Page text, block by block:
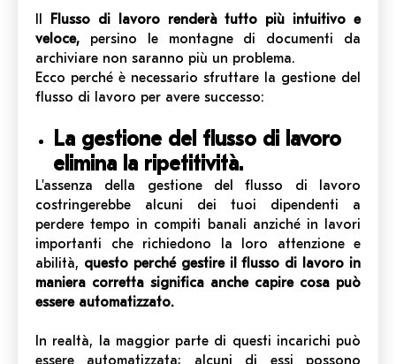
Flusso di lavoro renderà tutto più intuitivo e
veloce, persino le montagne di documenti da
archiviare non saranno più un problema.
Ecco perché è necessario sfruttare la gestione del
flusso di lavoro per avere successo:
La gestione del flusso di lavoro
elimina la ripetitività.
L'assenza della gestione del flusso di lavoro
costringerebbe alcuni dei tuoi dipendenti a
perdere tempo in compiti banali anziché in lavori
importanti che richiedono la loro attenzione e
abilità, questo perché gestire il flusso di lavoro in
maniera corretta significa anche capire cosa può
essere automatizzato.
In realtà, la maggior parte di questi incarichi può